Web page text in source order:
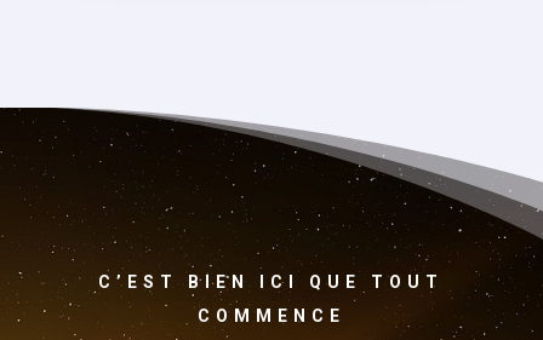
C’EST BIEN ICI QUE TOUT
COMMENCE